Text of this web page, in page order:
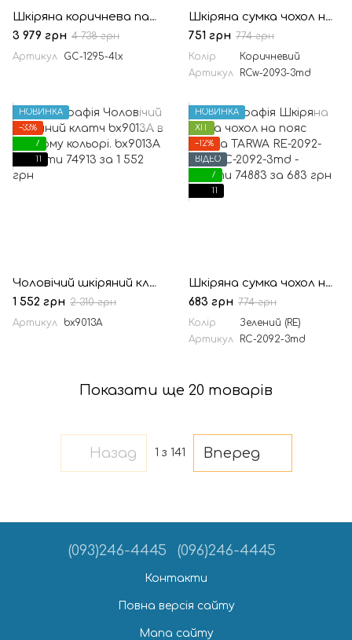
Шкіряна коричнева папка органайзер портфоліо на блискавці для документів А4+ TARWA GC-1295-4lx
3 979 грн 4 738 грн
Артикул
GC-1295-4lx
Шкіряна сумка чохол на пояс або через коричневе плече TARWA RCw-2093-3md
751 грн 774 грн
Колір
Коричневий
Артикул
RCw-2093-3md
НОВИНКА
−33%
7
11
Чоловічий шкіряний клатч bx9013A в чорному кольорі.
1 552 грн 2 310 грн
Артикул
bx9013A
НОВИНКА
ХІТ
−12%
ВІДЕО
7
11
Шкіряна сумка чохол на пояс зелена TARWA RE-2092-3md
683 грн 774 грн
Колір
Зелений (RE)
Артикул
RC-2092-3md
Показати ще 20 товарів
Назад 1 з 141 Вперед
(093)246-4445 (096)246-4445
Контакти
Повна версія сайту
Мапа сайту